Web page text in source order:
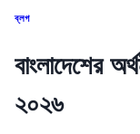
ব্লগ
বাংলাদেশের
২০২৬